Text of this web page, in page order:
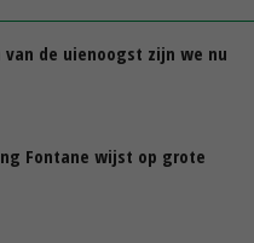
van de uienoogst zijn we nu
Fontane wijst op grote